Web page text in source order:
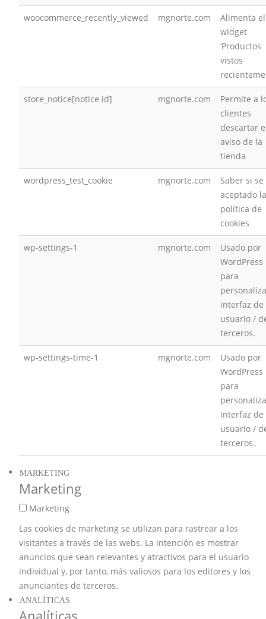
woocommerce_recently_viewed mgnorte.com
Alimenta el
widget
‘Productos
vistos
store_notice[notice id] mgnorte.com
Permite a
clientes
descartar
aviso de la
tienda
wordpress_test_cookie mgnorte.com
Saber si
aceptado la
política de
cookies
wp-settings-1 mgnorte.com
Usado por
WordPress
para
interfaz de
usuario /
terceros.
wp-settings-time-1 mgnorte.com
Usado por
WordPress
para
interfaz de
usuario /
terceros.
MARKETING
Marketing
Marketing
Las cookies de marketing se utilizan para rastrear a los
visitantes a través de las webs. La intención es mostrar
anuncios que sean relevantes y atractivos para el usuario
individual y, por tanto, más valiosos para los editores y los
anunciantes de terceros.
ANALÍTICAS